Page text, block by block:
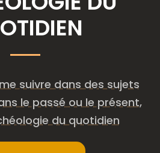
suivre dans des sujets
le pas­sé ou le pré­sent,
du quotidien